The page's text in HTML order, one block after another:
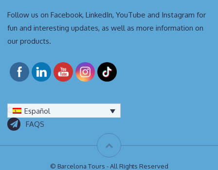
Follow us on Facebook, LinkedIn, YouTube and Instagram for
fun and interesting updates, as well as more information on
our products.
Español
FAQS
© Barcelona Tours - All Rights Reserved